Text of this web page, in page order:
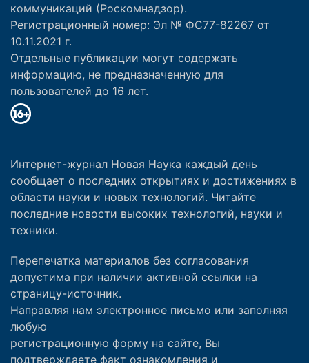
коммуникаций (Роскомнадзор).
Регистрационный номер: Эл № ФС77-82267 от
10.11.2021 г.
Отдельные публикации могут содержать
информацию, не предназначенную для
пользователей до 16 лет.
Интернет-журнал Новая Наука каждый день
сообщает о последних открытиях и достижениях в
области науки и новых технологий. Читайте
последние новости высоких технологий, науки и
техники.
Перепечатка материалов без согласования
допустима при наличии активной ссылки на
страницу-источник.
Направляя нам электронное письмо или заполняя
любую
регистрационную форму на сайте, Вы
подтверждаете факт ознакомления и